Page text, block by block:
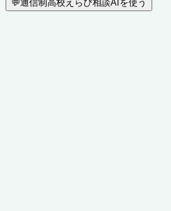
💬通信制高校えらび相談AIを使う